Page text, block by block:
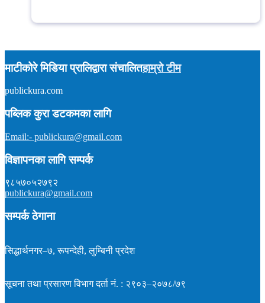
माटीकोरे मिडिया प्रालिद्वारा संचालित
publickura.com
पब्लिक कुरा डटकमका लागि
Email:- publickura@gmail.com
विज्ञापनका लागि सम्पर्क
९८५७०५२७९२
publickura@gmail.com
हाम्रो टीम
सम्पर्क ठेगाना
सिद्धार्थनगर–७, रूपन्देही, लुम्बिनी प्रदेश
सूचना तथा प्रसारण विभाग दर्ता नं. : २९०३–२०७८/७९